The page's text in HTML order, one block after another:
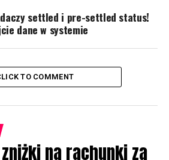
settled i pre-settled status!
dane w systemie
TO COMMENT
na rachunki za